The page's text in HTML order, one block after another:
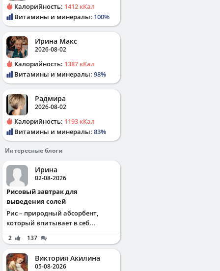
Калорийность: 1412 кКал
Витамины и минералы: 100%
Ирина Макс
2026-08-02
Калорийность: 1387 кКал
Витамины и минералы: 98%
Радмира
2026-08-02
Калорийность: 1193 кКал
Витамины и минералы: 83%
Интересные блоги
Ирина
02-08-2026
Рисовый завтрак для
выведения солей
Рис – природный абсорбент,
который впитывает в себ...
2 137
Виктория Акилина
05-08-2026